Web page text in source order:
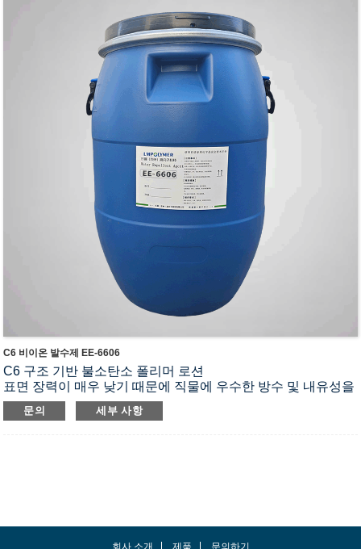
C6 비이온 발수제 EE-6606
C6 구조 기반 불소탄소 폴리머 로션
표면 장력이 매우 낮기 때문에 직물에 우수한 방수 및 내유성을
부여할 수 있습니다.
수성 폴리우레탄 및 수성 아크릴 에스테르와 같은 음이온과 같
문의 세부 사항
회사 소개 제품 문의하기